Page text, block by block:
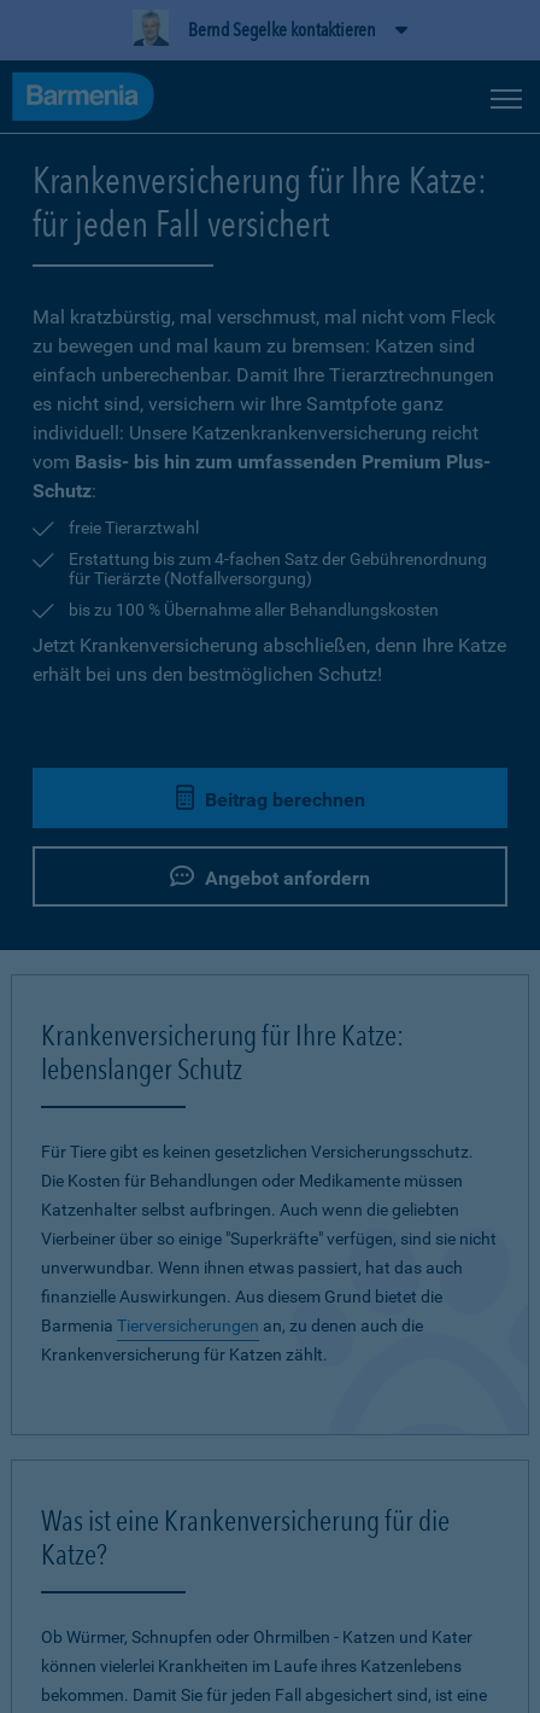
Bernd Segelke kontaktieren
Krankenversicherung für Ihre Katze:
für jeden Fall versichert
Mal kratzbürstig, mal verschmust, mal nicht vom Fleck
zu bewegen und mal kaum zu bremsen: Katzen sind
einfach unberechenbar. Damit Ihre Tierarztrechnungen
es nicht sind, versichern wir Ihre Samtpfote ganz
individuell: Unsere Katzenkrankenversicherung reicht
vom Basis- bis hin zum umfassenden Premium Plus-
Schutz:
freie Tierarztwahl
Erstattung bis zum 4-fachen Satz der Gebührenordnung
für Tierärzte (Notfallversorgung)
bis zu 100 % Übernahme aller Behandlungskosten
Jetzt Krankenversicherung abschließen, denn Ihre Katze
erhält bei uns den bestmöglichen Schutz!
Beitrag berechnen
Angebot anfordern
Krankenversicherung für Ihre Katze:
lebenslanger Schutz
Für Tiere gibt es keinen gesetzlichen Versicherungsschutz.
Die Kosten für Behandlungen oder Medikamente müssen
Katzenhalter selbst aufbringen. Auch wenn die geliebten
Vierbeiner über so einige "Superkräfte" verfügen, sind sie nicht
unverwundbar. Wenn ihnen etwas passiert, hat das auch
finanzielle Auswirkungen. Aus diesem Grund bietet die
Barmenia Tierversicherungen an, zu denen auch die
Krankenversicherung für Katzen zählt.
Was ist eine Krankenversicherung für die
Katze?
Ob Würmer, Schnupfen oder Ohrmilben - Katzen und Kater
können vielerlei Krankheiten im Laufe ihres Katzenlebens
bekommen. Damit Sie für jeden Fall abgesichert sind, ist eine